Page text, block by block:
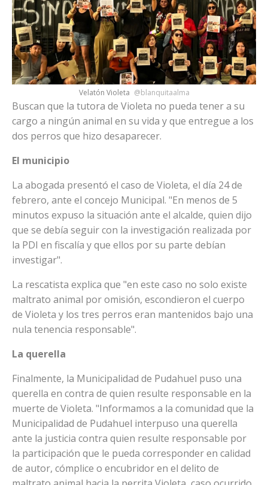
Velatón Violeta @blanquitaalma
Buscan que la tutora de Violeta no pueda tener a su
cargo a ningún animal en su vida y que entregue a los
dos perros que hizo desaparecer.
El municipio
La abogada presentó el caso de Violeta, el día 24 de
febrero, ante el concejo Municipal. "En menos de 5
minutos expuso la situación ante el alcalde, quien dijo
que se debía seguir con la investigación realizada por
la PDI en fiscalía y que ellos por su parte debían
investigar".
La rescatista explica que "en este caso no solo existe
maltrato animal por omisión, escondieron el cuerpo
de Violeta y los tres perros eran mantenidos bajo una
nula tenencia responsable".
La querella
Finalmente, la Municipalidad de Pudahuel puso una
querella en contra de quien resulte responsable en la
muerte de Violeta. "Informamos a la comunidad que la
Municipalidad de Pudahuel interpuso una querella
ante la justicia contra quien resulte responsable por
la participación que le pueda corresponder en calidad
de autor, cómplice o encubridor en el delito de